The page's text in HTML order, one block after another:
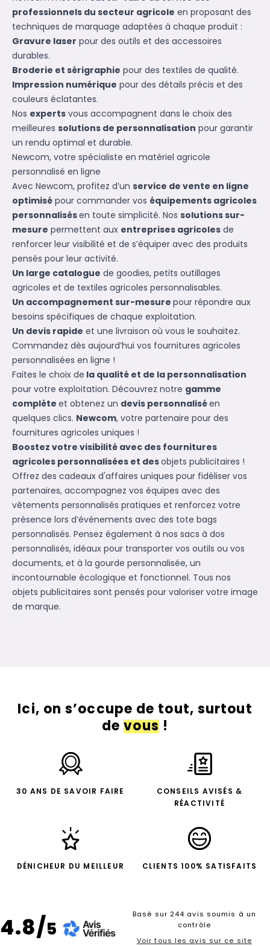
professionnels du secteur agricole en proposant des
techniques de marquage adaptées à chaque produit :
Gravure laser pour des outils et des accessoires
durables.
Broderie et sérigraphie pour des textiles de qualité.
Impression numérique pour des détails précis et des
couleurs éclatantes.
Nos experts vous accompagnent dans le choix des
meilleures solutions de personnalisation pour garantir
un rendu optimal et durable.
Newcom, votre spécialiste en matériel agricole
personnalisé en ligne
Avec Newcom, profitez d’un service de vente en ligne
optimisé pour commander vos équipements agricoles
personnalisésen toute simplicité. Nos solutions sur-
mesure permettent aux entreprises agricoles de
renforcer leur visibilité et de s’équiper avec des produits
pensés pour leur activité.
Un large catalogue de goodies, petits outillages
agricoles et de textiles agricoles personnalisables.
Un accompagnement sur-mesure pour répondre aux
besoins spécifiques de chaque exploitation.
Un devis rapide et une livraison où vous le souhaitez.
Commandez dès aujourd’hui vos fournitures agricoles
personnalisées en ligne !
Faites le choix de la qualité et de la personnalisation
pour votre exploitation. Découvrez notre gamme
complète et obtenez un devis personnaliséen
quelques clics. Newcom, votre partenaire pour des
fournitures agricoles uniques !
Boostez votre visibilité avec des fournitures
agricoles personnalisées et desobjets publicitaires !
Offrez des cadeaux d'affaires uniques pour fidéliser vos
partenaires, accompagnez vos équipes avec des
vêtements personnalisés pratiques et renforcez votre
présence lors d’événements avec des tote bags
personnalisés. Pensez également à nos sacs à dos
personnalisés, idéaux pour transporter vos outils ou vos
documents, et à la gourde personnalisée, un
incontournable écologique et fonctionnel. Tous nos
objets publicitaires sont pensés pour valoriser votre image
de marque.
Ici, on s’occupe de tout, surtout
devous!
30 ANS DE SAVOIR FAIRE
CONSEILS AVISÉS &
RÉACTIVITÉ
DÉNICHEUR DU MEILLEUR CLIENTS 100% SATISFAITS
4.8/5
Basé sur 244 avis soumis à un
contrôle
Voir tous les avis sur ce site